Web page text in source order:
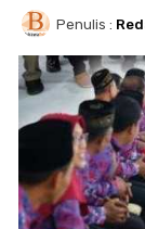
Penulis :